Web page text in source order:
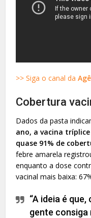
>> Siga o canal da
Cobertura
Dados da pasta
ano, a vacina
quase 91% de
febre amarela
enquanto a dose
vacinal mais baixa:
“A ideia é
gente consiga